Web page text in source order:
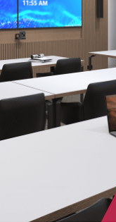
Bereich
einer der
erstellen Ihnen
Lösung,